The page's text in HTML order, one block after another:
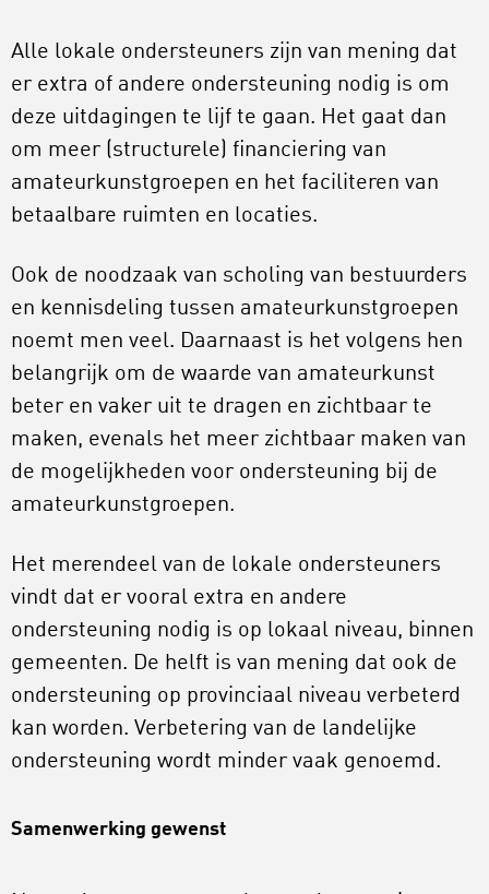
Alle lokale ondersteuners zijn van mening dat
er extra of andere ondersteuning nodig is om
deze uitdagingen te lijf te gaan. Het gaat dan
om meer (structurele) financiering van
amateurkunstgroepen en het faciliteren van
betaalbare ruimten en locaties.
Ook de noodzaak van scholing van bestuurders
en kennisdeling tussen amateurkunstgroepen
noemt men veel. Daarnaast is het volgens hen
belangrijk om de waarde van amateurkunst
beter en vaker uit te dragen en zichtbaar te
maken, evenals het meer zichtbaar maken van
de mogelijkheden voor ondersteuning bij de
amateurkunstgroepen.
Het merendeel van de lokale ondersteuners
vindt dat er vooral extra en andere
ondersteuning nodig is op lokaal niveau, binnen
gemeenten. De helft is van mening dat ook de
ondersteuning op provinciaal niveau verbeterd
kan worden. Verbetering van de landelijke
ondersteuning wordt minder vaak genoemd.
Samenwerking gewenst